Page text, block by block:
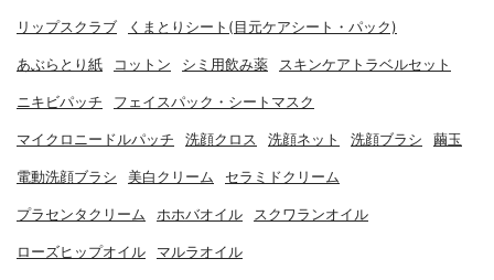
リップスクラブ くまとりシート(目元ケアシート・パック)
あぶらとり紙 コットン シミ用飲み薬 スキンケアトラベルセット
ニキビパッチ フェイスパック・シートマスク
マイクロニードルパッチ 洗顔クロス 洗顔ネット 洗顔ブラシ 繭玉
電動洗顔ブラシ 美白クリーム セラミドクリーム
プラセンタクリーム ホホバオイル スクワランオイル
ローズヒップオイル マルラオイル